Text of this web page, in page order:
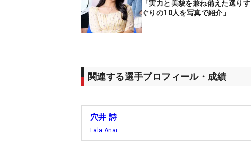
「実力と美貌を兼ね備えた選りす
ぐりの10人を写真で紹介」
関連する選手プロフィール・成績
穴井 詩
Lala Anai